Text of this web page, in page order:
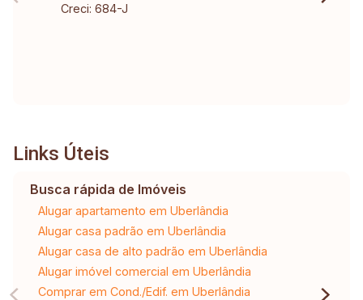
Creci: 684-J
Links Úteis
Busca rápida de Imóveis
Alugar apartamento em Uberlândia
Alugar casa padrão em Uberlândia
Alugar casa de alto padrão em Uberlândia
Alugar imóvel comercial em Uberlândia
Comprar em Cond./Edif. em Uberlândia